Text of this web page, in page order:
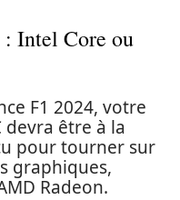
Intel Core ou
F1 2024, votre
devra être à la
pour tourner sur
graphiques,
Radeon.